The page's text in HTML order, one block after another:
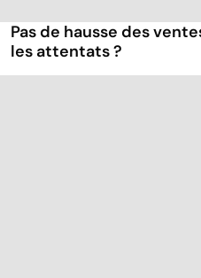
Pas de hausse des
les attentats ?